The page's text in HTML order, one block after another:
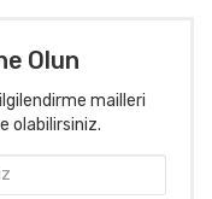
Olun
mailleri
olabilirsiniz.